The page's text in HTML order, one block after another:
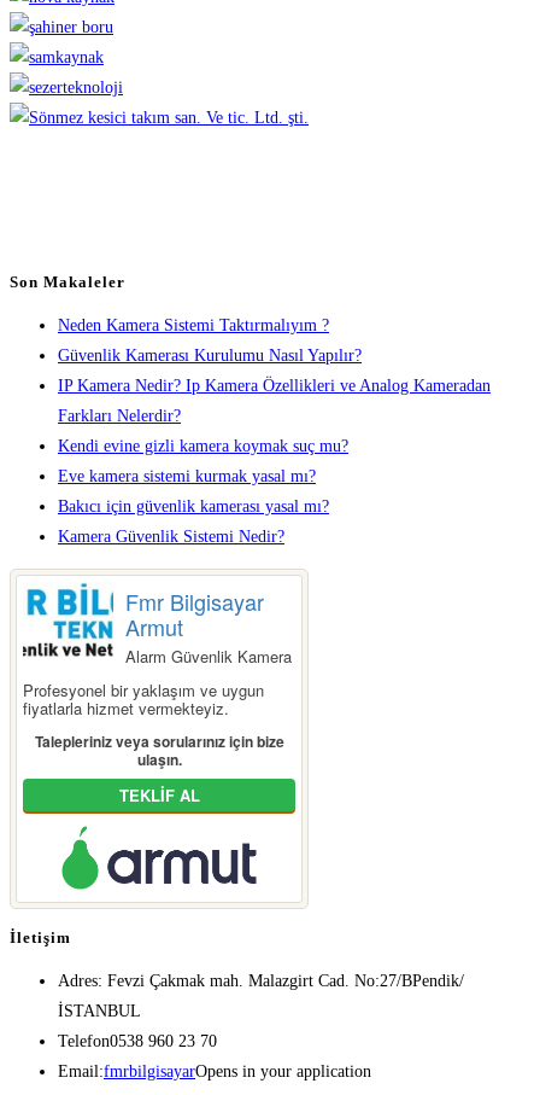
Son Makaleler
Neden Kamera Sistemi Taktırmalıyım ?
Güvenlik Kamerası Kurulumu Nasıl Yapılır?
IP Kamera Nedir? Ip Kamera Özellikleri ve Analog Kameradan
Farkları Nelerdir?
Kendi evine gizli kamera koymak suç mu?
Eve kamera sistemi kurmak yasal mı?
Bakıcı için güvenlik kamerası yasal mı?
Kamera Güvenlik Sistemi Nedir?
Fmr Bilgisayar
Armut
Alarm Güvenlik Kamera
Profesyonel bir yaklaşım ve uygun
fiyatlarla hizmet vermekteyiz.
Talepleriniz veya sorularınız için bize
ulaşın.
TEKLİF AL
İletişim
Adres: Fevzi Çakmak mah. Malazgirt Cad. No:27/BPendik/
İSTANBUL
Telefon0538 960 23 70
Email:fmrbilgisayarOpens in your application